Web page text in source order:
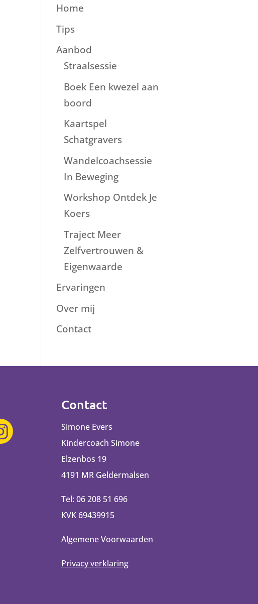
Home
Tips
Aanbod
Straalsessie
Boek Een kwezel aan
boord
Kaartspel
Schatgravers
Wandelcoachsessie
In Beweging
Workshop Ontdek Je
Koers
Traject Meer
Zelfvertrouwen &
Eigenwaarde
Ervaringen
Over mij
Contact
Contact
Simone Evers
Kindercoach Simone
Elzenbos 19
4191 MR Geldermalsen
Tel: 06 208 51 696
KVK 69439915
Algemene Voorwaarden
Privacy verklaring